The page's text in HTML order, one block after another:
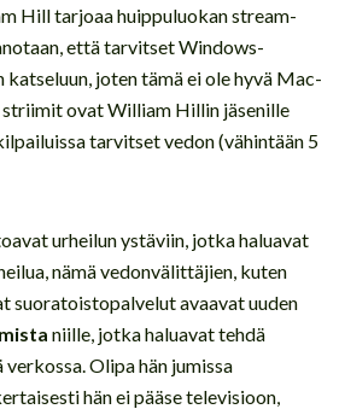
Hill tarjoaa huippuluokan stream-
että tarvitset Windows-
joten tämä ei ole hyvä Mac-
ovat William Hillin jäsenille
tarvitset vedon (vähintään 5
urheilun ystäviin, jotka haluavat
nämä vedonvälittäjien, kuten
suoratoistopalvelut avaavat uuden
niille, jotka haluavat tehdä
Olipa hän jumissa
hän ei pääse televisioon,